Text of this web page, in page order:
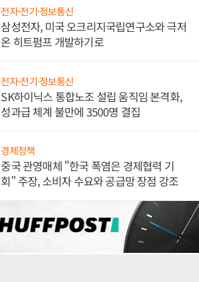
전자·전기·정보통신
삼성전자, 미국 오크리지국립연구소와 극저
온 히트펌프 개발하기로
전자·전기·정보통신
SK하이닉스 통합노조 설립 움직임 본격화,
성과급 체계 불만에 3500명 결집
경제정책
중국 관영매체 "한국 폭염은 경제협력 기
회" 주장, 소비자 수요와 공급망 장점 강조